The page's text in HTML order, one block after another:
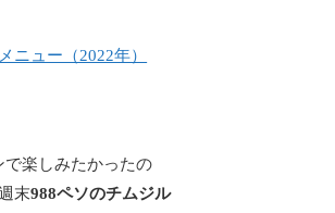
楽しみたかったの
末988ペソのチムジル